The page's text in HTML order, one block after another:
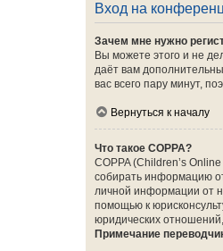
Вход на
Зачем мне нужно
Вы можете этого и не
даёт вам
вас всего пару минут,
Вернуться к началу
Что такое COPPA?
COPPA (Children’s
собирать информацию
личной информации от
помощью к
юридических
Примечание